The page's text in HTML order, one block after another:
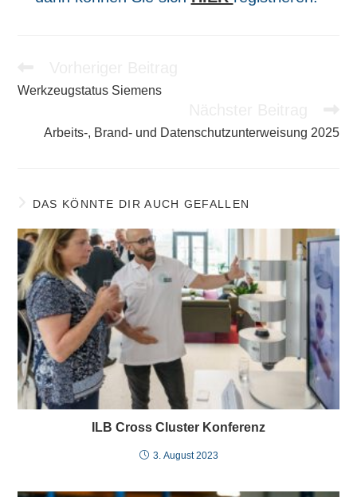
ansehen
Werkzeugstatus Siemens
Arbeits-, Brand- und Datenschutzunterweisung 2025
DAS KÖNNTE DIR AUCH GEFALLEN
ILB Cross Cluster Konferenz
3. August 2023